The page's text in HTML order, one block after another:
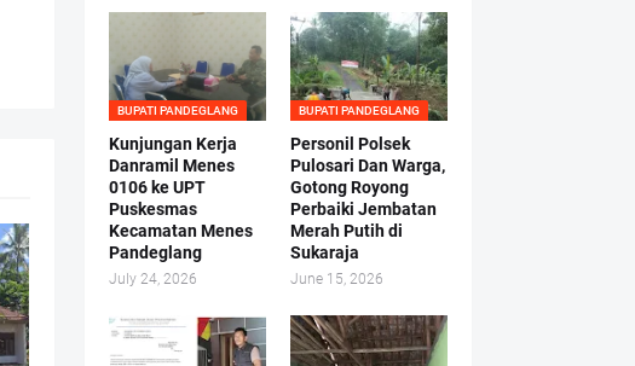
BUPATI PANDEGLANG
Kunjungan Kerja
Danramil Menes
0106 ke UPT
Puskesmas
Kecamatan Menes
Pandeglang
July 24, 2026
BUPATI PANDEGLANG
Personil Polsek
Pulosari Dan Warga,
Gotong Royong
Perbaiki Jembatan
Merah Putih di
Sukaraja
June 15, 2026